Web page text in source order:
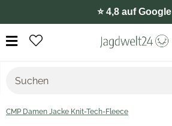
⭐️ 4,8 auf Google
CMP Damen Jacke Knit-Tech-Fleece